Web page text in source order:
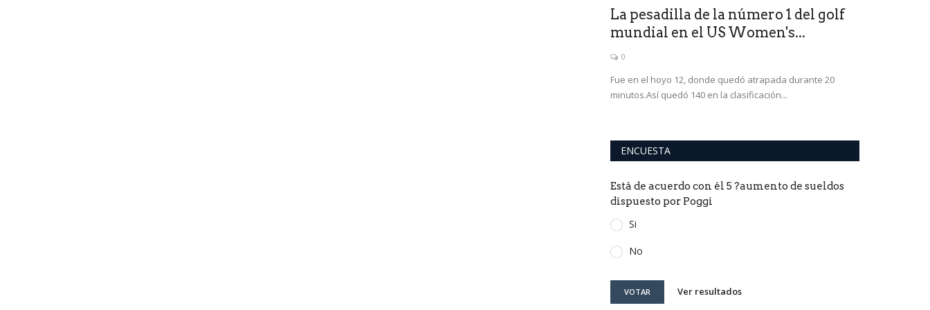
La pesadilla de la número 1 del golf
mundial en el US Women's...
0
Fue en el hoyo 12, donde quedó atrapada durante 20
minutos.Así quedó 140 en la clasificación...
ENCUESTA
Está de acuerdo con él 5 ?aumento de sueldos
dispuesto por Poggi
Si
No
VOTAR Ver resultados